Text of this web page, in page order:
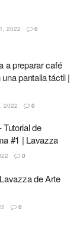
2022 0
a preparar café
pantalla táctil |
2022 0
de
#1 | Lavazza
0
de Arte
0